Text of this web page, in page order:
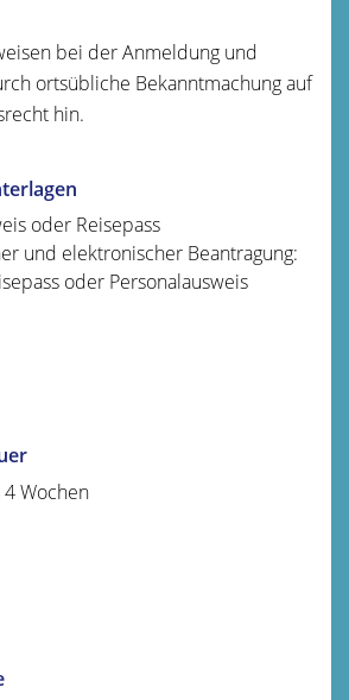
bei der Anmeldung und
ortsübliche Bekanntmachung auf
hin.
oder Reisepass
und elektronischer Beantragung:
oder Personalausweis
Wochen